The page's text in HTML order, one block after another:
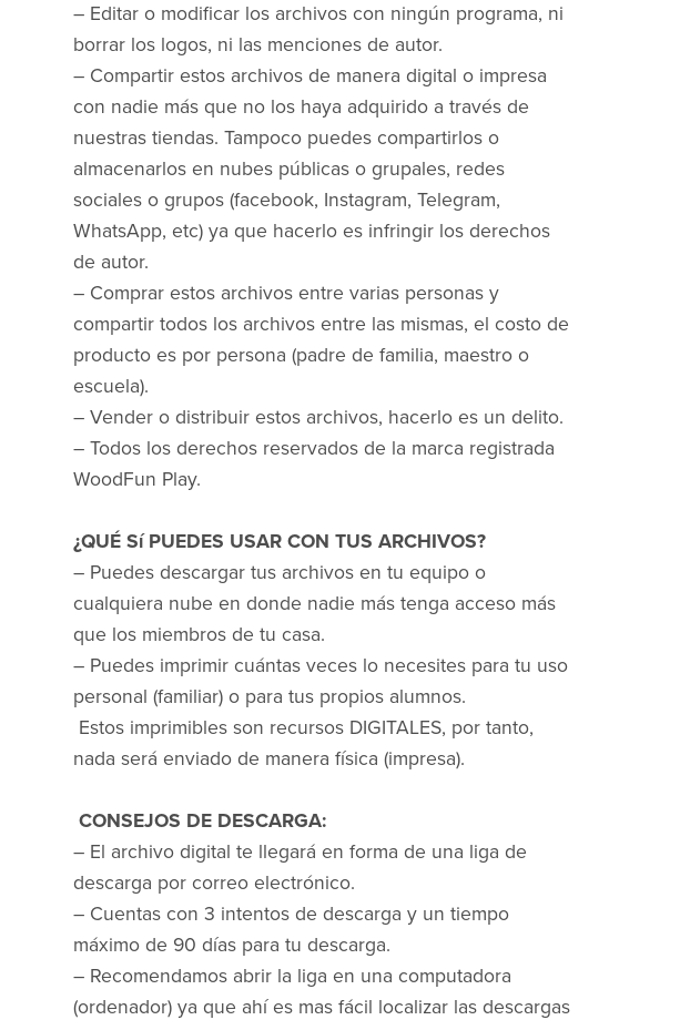
– Editar o modificar los archivos con ningún programa, ni
borrar los logos, ni las menciones de autor.
– Compartir estos archivos de manera digital o impresa
con nadie más que no los haya adquirido a través de
nuestras tiendas. Tampoco puedes compartirlos o
almacenarlos en nubes públicas o grupales, redes
sociales o grupos (facebook, Instagram, Telegram,
WhatsApp, etc) ya que hacerlo es infringir los derechos
de autor.
– Comprar estos archivos entre varias personas y
compartir todos los archivos entre las mismas, el costo de
producto es por persona (padre de familia, maestro o
escuela).
– Vender o distribuir estos archivos, hacerlo es un delito.
– Todos los derechos reservados de la marca registrada
WoodFun Play.
¿QUÉ Sí PUEDES USAR CON TUS ARCHIVOS?
– Puedes descargar tus archivos en tu equipo o
cualquiera nube en donde nadie más tenga acceso más
que los miembros de tu casa.
– Puedes imprimir cuántas veces lo necesites para tu uso
personal (familiar) o para tus propios alumnos.
Estos imprimibles son recursos DIGITALES, por tanto,
nada será enviado de manera física (impresa).
CONSEJOS DE DESCARGA:
– El archivo digital te llegará en forma de una liga de
descarga por correo electrónico.
– Cuentas con 3 intentos de descarga y un tiempo
máximo de 90 días para tu descarga.
– Recomendamos abrir la liga en una computadora
(ordenador) ya que ahí es mas fácil localizar las descargas